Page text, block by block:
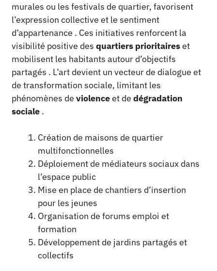
murales ou les festivals de quartier, favorisent
l’expression collective et le sentiment
d’appartenance . Ces initiatives renforcent la
visibilité positive des quartiers prioritaireset
mobilisent les habitants autour d’objectifs
partagés . L’art devient un vecteur de dialogue et
de transformation sociale, limitant les
phénomènes de violenceet de dégradation
sociale .
Création de maisons de quartier
multifonctionnelles
Déploiement de médiateurs sociaux dans
l’espace public
Mise en place de chantiers d’insertion
pour les jeunes
Organisation de forums emploi et
formation
Développement de jardins partagés et
collectifs